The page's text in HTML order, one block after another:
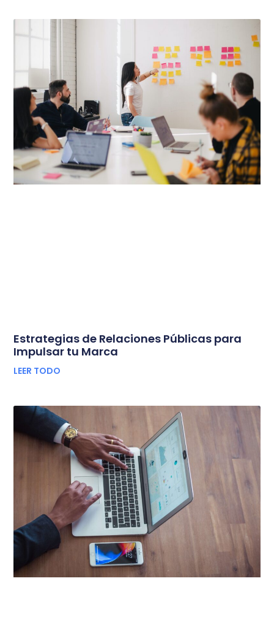
Estrategias de Relaciones Públicas para
Impulsar tu Marca
LEER TODO